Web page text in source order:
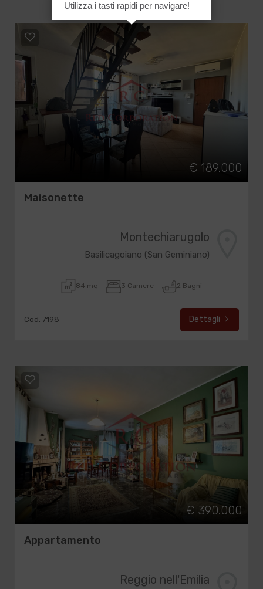
€ 189.000
Maisonette
Montechiarugolo
Basilicagoiano (San Geminiano)
84 mq 3 Camere 2 Bagni
Cod. 7198 Dettagli
€ 390.000
Appartamento
Reggio nell'Emilia
Utilizza i tasti rapidi per navigare!